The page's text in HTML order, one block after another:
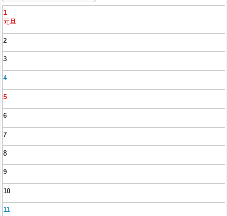
1
元旦
2
3
4
5
6
7
8
9
10
11